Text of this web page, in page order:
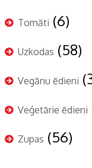
Tomāti (6)
Uzkodas (58)
Vegānu ēdieni
Veģetārie ēdieni
Zupas (56)